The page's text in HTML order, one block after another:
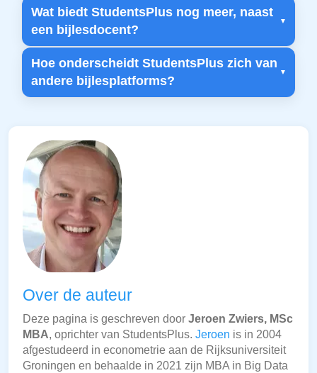
Wat biedt StudentsPlus nog meer, naast
een bijlesdocent?
Hoe onderscheidt StudentsPlus zich van
andere bijlesplatforms?
Over de auteur
Deze pagina is geschreven door Jeroen Zwiers, MSc
MBA, oprichter van StudentsPlus. Jeroen is in 2004
afgestudeerd in econometrie aan de Rijksuniversiteit
Groningen en behaalde in 2021 zijn MBA in Big Data